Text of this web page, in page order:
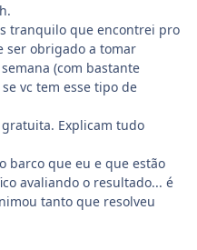
tranquilo que encontrei pro
ser obrigado a tomar
(com bastante
vc tem esse tipo de
Explicam tudo
barco que eu e que estão
avaliando o resultado... é
tanto que resolveu